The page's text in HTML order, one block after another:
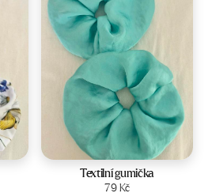
Textilní gumička
79Kč
Zobrazit produkt